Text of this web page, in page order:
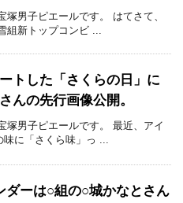
塚男子ピエールです。 はてさて、
組新トップコンビ ...
トした「さくらの日」に
んの先行画像公開。
塚男子ピエールです。 最近、アイ
味に「さくら味」っ ...
ダーは○組の○城かなとさん